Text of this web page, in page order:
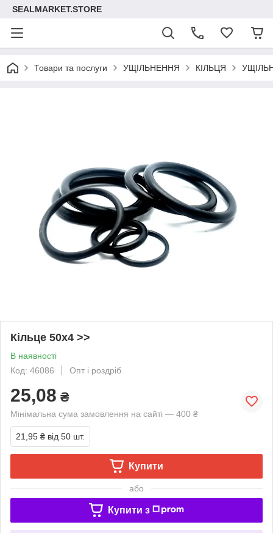
SEALMARKET.STORE
Товари та послуги УЩІЛЬНЕННЯ КІЛЬЦЯ
Кільце 50х4 >>
В наявності
Код: 46086
Опт і роздріб
25,08 ₴
Мінімальна сума замовлення на сайті — 400 ₴
21,95 ₴ від 50 шт.
Купити
або
Купити з